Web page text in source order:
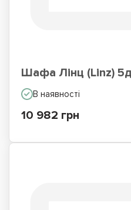
Шафа Лінц (Linz)
В наявності
10 982 грн